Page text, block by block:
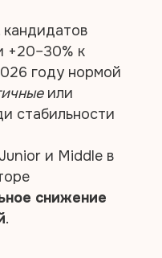
+20–30% к
году нормой
или
стабильности
и Middle в
снижение
.